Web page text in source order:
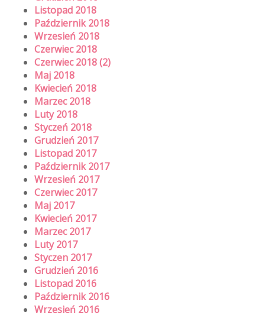
Listopad 2018
Październik 2018
Wrzesień 2018
Czerwiec 2018
Czerwiec 2018 (2)
Maj 2018
Kwiecień 2018
Marzec 2018
Luty 2018
Styczeń 2018
Grudzień 2017
Listopad 2017
Październik 2017
Wrzesień 2017
Czerwiec 2017
Maj 2017
Kwiecień 2017
Marzec 2017
Luty 2017
Styczen 2017
Grudzień 2016
Listopad 2016
Październik 2016
Wrzesień 2016